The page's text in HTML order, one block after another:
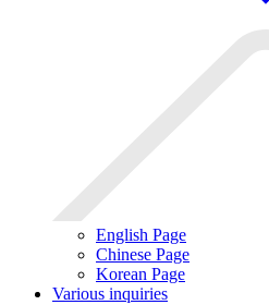
English Page
Chinese Page
Korean Page
Various inquiries